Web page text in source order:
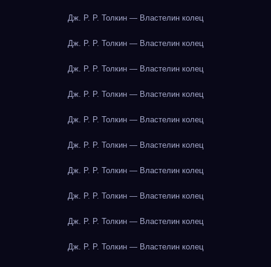
Дж. Р. Р. Толкин — Властелин колец
Дж. Р. Р. Толкин — Властелин колец
Дж. Р. Р. Толкин — Властелин колец
Дж. Р. Р. Толкин — Властелин колец
Дж. Р. Р. Толкин — Властелин колец
Дж. Р. Р. Толкин — Властелин колец
Дж. Р. Р. Толкин — Властелин колец
Дж. Р. Р. Толкин — Властелин колец
Дж. Р. Р. Толкин — Властелин колец
Дж. Р. Р. Толкин — Властелин колец